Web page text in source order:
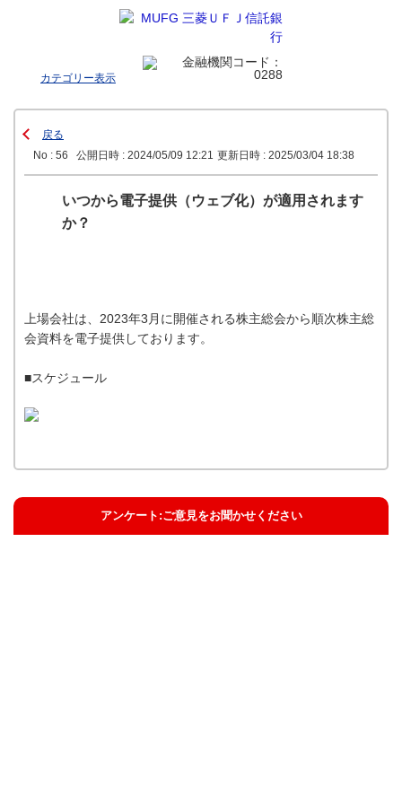
カテゴリー表示
戻る
No : 56
公開日時 : 2024/05/09 12:21 更新日時 : 2025/03/04 18:38
いつから電子提供（ウェブ化）が適用されます
か？
上場会社は、2023年3月に開催される株主総会から順次株主総
会資料を電子提供しております。
■スケジュール
アンケート:ご意見をお聞かせください